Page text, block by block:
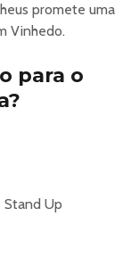
promete uma
Vinhedo.
para o
Up